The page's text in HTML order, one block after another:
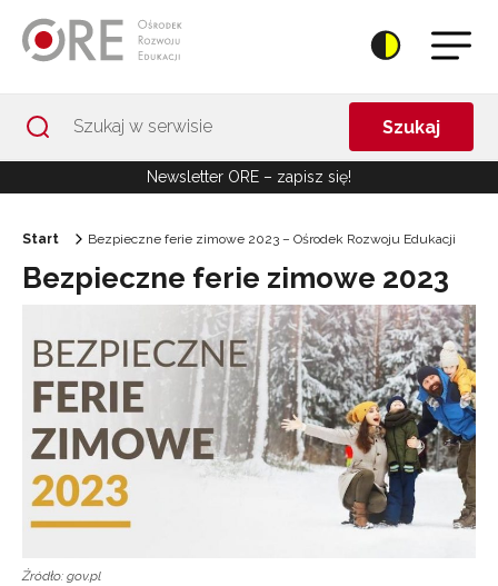
Szukaj
Newsletter ORE – zapisz się!
Start Bezpieczne ferie zimowe 2023 – Ośrodek Rozwoju Edukacji
Bezpieczne ferie zimowe 2023
Źródło: gov.pl